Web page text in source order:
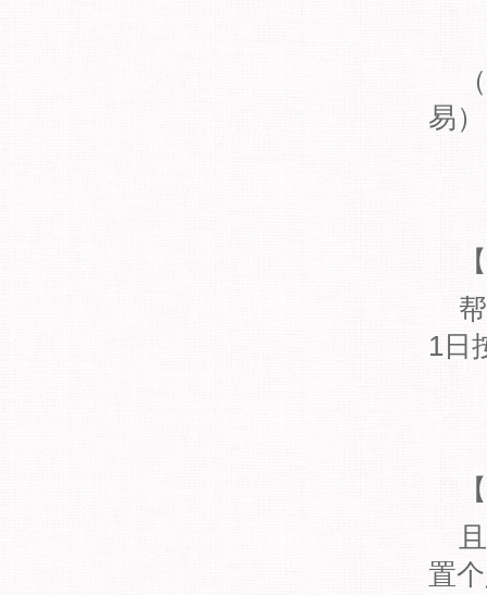
易）
1日
置